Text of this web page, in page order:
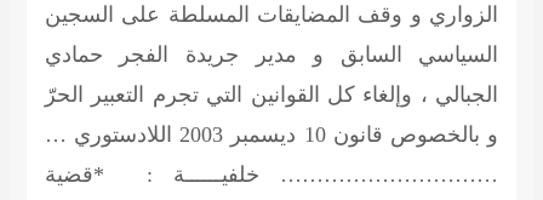
الزواري و وقف المضايقات المسلطة على السجين
السياسي السابق و مدير جريدة الفجر حمادي
الجبالي ، وإلغاء كل القوانين التي تجرم التعبير الحرّ
و بالخصوص قانون 10 ديسمبر 2003 اللادستوري …
………………………… خلفيــــــة : *قضية